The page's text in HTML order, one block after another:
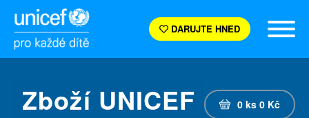
DARUJTE HNED
Zboží UNICEF 0 ks 0 Kč